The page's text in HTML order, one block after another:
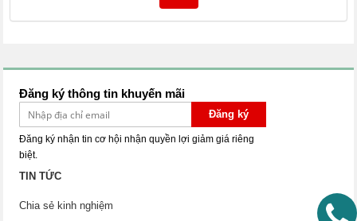
Đăng ký thông tin khuyến mãi
Đăng ký
Đăng ký nhận tin cơ hội nhận quyền lợi giảm giá riêng
biệt.
TIN TỨC
Chia sẻ kinh nghiệm